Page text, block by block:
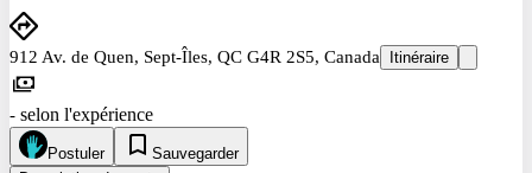
912 Av. de Quen, Sept-Îles, QC G4R 2S5, Canada Itinéraire
- selon l'expérience
Postuler
Sauvegarder